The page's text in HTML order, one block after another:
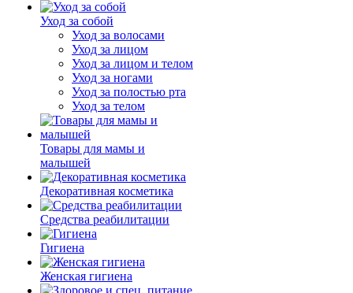
Уход за собой
Уход за волосами
Уход за лицом
Уход за лицом и телом
Уход за ногами
Уход за полостью рта
Уход за телом
Товары для мамы и
малышей
Декоративная косметика
Средства реабилитации
Гигиена
Женская гигиена